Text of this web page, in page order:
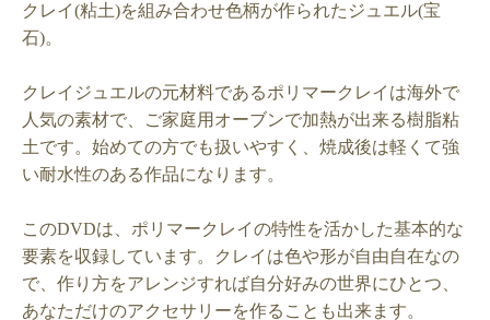
クレイ(粘土)を組み合わせ色柄が作られたジュエル(宝
石)。
クレイジュエルの元材料であるポリマークレイは海外で
人気の素材で、ご家庭用オーブンで加熱が出来る樹脂粘
土です。始めての方でも扱いやすく、焼成後は軽くて強
い耐水性のある作品になります。
このDVDは、ポリマークレイの特性を活かした基本的な
要素を収録しています。クレイは色や形が自由自在なの
で、作り方をアレンジすれば自分好みの世界にひとつ、
あなただけのアクセサリーを作ることも出来ます。